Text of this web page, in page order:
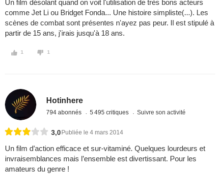
Un film désolant quand on voit l'utilisation de très bons acteurs
comme Jet Li ou Bridget Fonda... Une histoire simpliste(...). Les
scènes de combat sont présentes n'ayez pas peur. Il est stipulé à
partir de 15 ans, j'irais jusqu'à 18 ans.
1 1
Hotinhere
794 abonnés 5 495 critiques Suivre son activité
3,0 Publiée le 4 mars 2014
Un film d’action efficace et sur-vitaminé. Quelques lourdeurs et
invraisemblances mais l’ensemble est divertissant. Pour les
amateurs du genre !